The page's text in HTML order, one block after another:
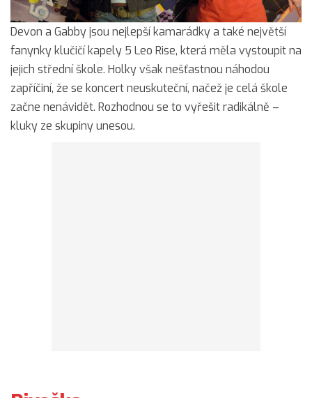
Devon a Gabby jsou nejlepší kamarádky a také největší
fanynky klučičí kapely 5 Leo Rise, která měla vystoupit na
jejich střední škole. Holky však nešťastnou náhodou
zapříčiní, že se koncert neuskuteční, načež je celá škole
začne nenávidět. Rozhodnou se to vyřešit radikálně –
kluky ze skupiny unesou.